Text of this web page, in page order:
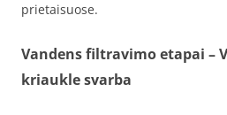
prietaisuose.
Vandens filtravimo etapai –
kriaukle svarba